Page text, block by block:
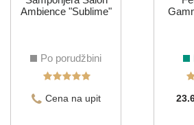
Ambience "Sublime"
Po porudžbini
Cena na upit